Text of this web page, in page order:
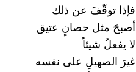
فإذا توقّفَ عن ذلك
أصبحَ مثل حصانٍ عتيق
لا يفعلُ شيئاً
غيرَ الصهيلِ على نفسه